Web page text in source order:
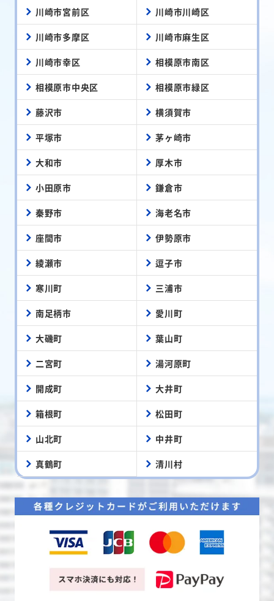
川崎市宮前区 川崎市川崎区
川崎市多摩区 川崎市麻生区
川崎市幸区 相模原市南区
相模原市中央区 相模原市緑区
藤沢市 横須賀市
平塚市 茅ヶ崎市
大和市 厚木市
小田原市 鎌倉市
秦野市 海老名市
座間市 伊勢原市
綾瀬市 逗子市
寒川町 三浦市
南足柄市 愛川町
大磯町 葉山町
二宮町 湯河原町
開成町 大井町
箱根町 松田町
山北町 中井町
真鶴町 清川村